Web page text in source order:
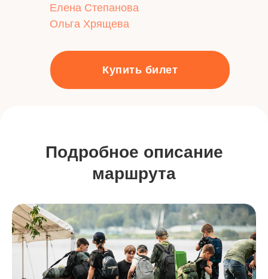
Купить билет
Елена Степанова
Ольга Хрящева
Подробное описание
маршрута